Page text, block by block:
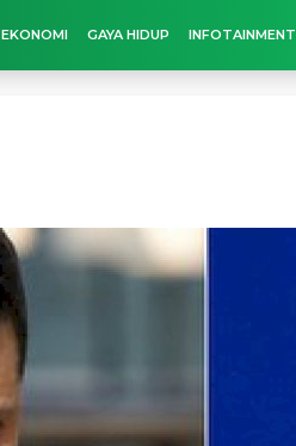
EKONOMI GAYA HIDUP INFOTAINMENT